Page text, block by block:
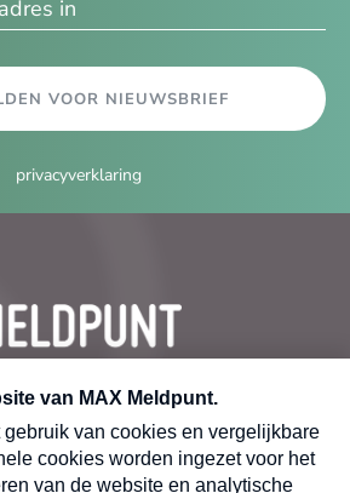
VOOR NIEUWSBRIEF
privacyverklaring